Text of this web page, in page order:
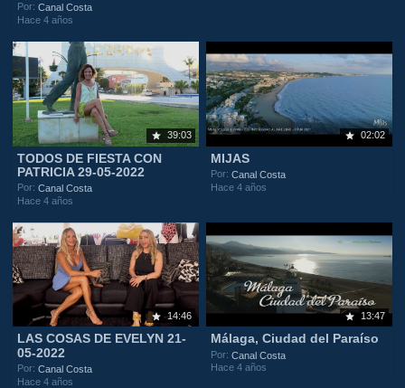
Por:Canal Costa
Hace 4 años
39:03
TODOS DE FIESTA CON
PATRICIA 29-05-2022
Por:Canal Costa
Hace 4 años
02:02
MIJAS
Por:Canal Costa
Hace 4 años
14:46
LAS COSAS DE EVELYN 21-
05-2022
Por:Canal Costa
Hace 4 años
13:47
Málaga, Ciudad del Paraíso
Por:Canal Costa
Hace 4 años